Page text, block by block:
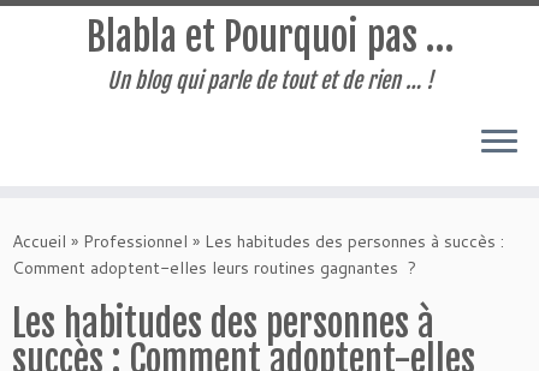
au
contenu
Blabla et Pourquoi pas …
Un blog qui parle de tout et de rien … !
Accueil » Professionnel » Les habitudes des personnes à succès :
Comment adoptent-elles leurs routines gagnantes ?
Les habitudes des personnes à
succès : Comment adoptent-elles